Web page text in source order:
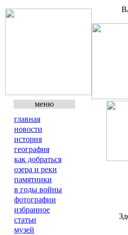
меню
главная
новости
история
география
как добраться
озера и реки
памятники
в годы войны
фотографии
избранное
статьи
музей